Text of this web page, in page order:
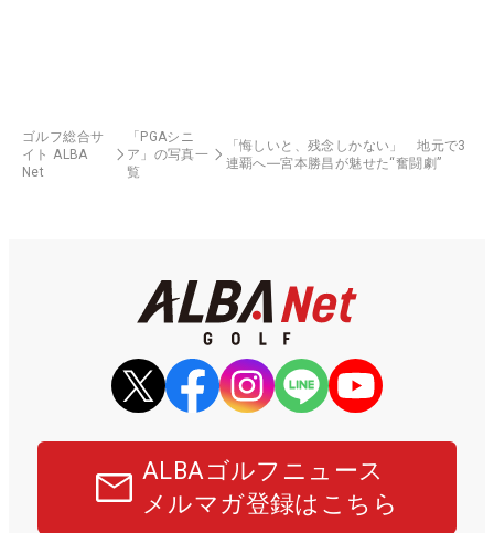
ゴルフ総合サ
イト ALBA
Net
「PGAシニ
ア」の写真一
覧
「悔しいと、残念しかない」 地元で3
連覇へ―宮本勝昌が魅せた“奮闘劇”
ALBAゴルフニュース
メルマガ登録はこちら